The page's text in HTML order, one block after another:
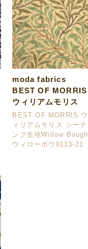
moda fabrics
BEST OF MORRIS
ウィリアムモリス
BEST OF MORRIS ウ
ィリアムモリス シーチ
ング生地Willow Bough
ウィローボウ8113-21